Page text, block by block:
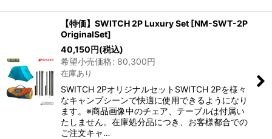
【特価】SWITCH 2P Luxury Set [NM-SWT-2P
OriginalSet]
40,150円(税込)
希望小売価格: 80,300円
在庫あり
SWITCH 2PオリジナルセットSWITCH 2Pを様々
なキャンプシーンで快適に使用できるようになり
ます。※商品画像中のチェア、テーブルは付属い
たしません。在庫処分品につき、お客様都合での
ご注文キャ…